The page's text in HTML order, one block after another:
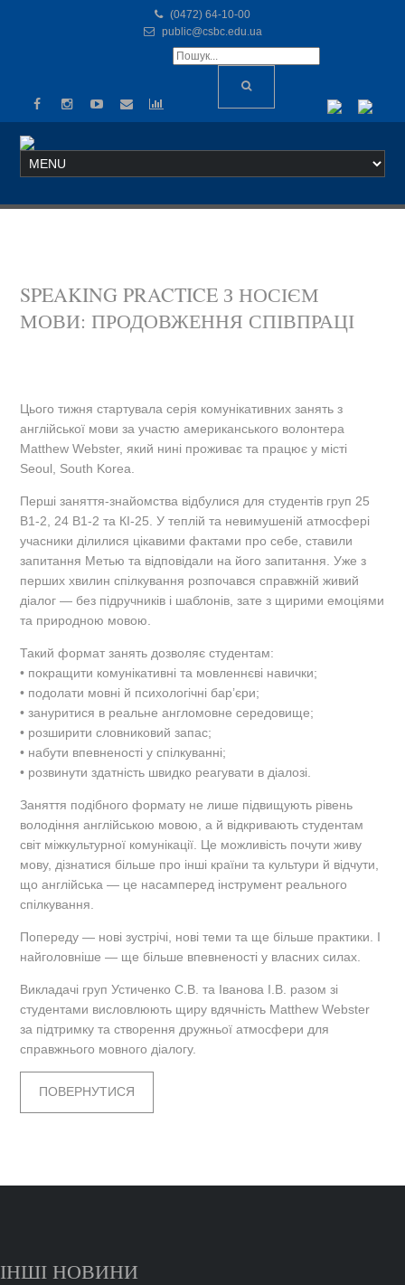
(0472) 64-10-00
public@csbc.edu.ua
SPEAKING PRACTICE З НОСІЄМ
МОВИ: ПРОДОВЖЕННЯ СПІВПРАЦІ
Цього тижня стартувала серія комунікативних занять з
англійської мови за участю американського волонтера
Matthew Webster, який нині проживає та працює у місті
Seoul, South Korea.
Перші заняття-знайомства відбулися для студентів груп 25
В1-2, 24 В1-2 та КІ-25. У теплій та невимушеній атмосфері
учасники ділилися цікавими фактами про себе, ставили
запитання Метью та відповідали на його запитання. Уже з
перших хвилин спілкування розпочався справжній живий
діалог — без підручників і шаблонів, зате з щирими емоціями
та природною мовою.
Такий формат занять дозволяє студентам:
• покращити комунікативні та мовленнєві навички;
• подолати мовні й психологічні бар’єри;
• зануритися в реальне англомовне середовище;
• розширити словниковий запас;
• набути впевненості у спілкуванні;
• розвинути здатність швидко реагувати в діалозі.
Заняття подібного формату не лише підвищують рівень
володіння англійською мовою, а й відкривають студентам
світ міжкультурної комунікації. Це можливість почути живу
мову, дізнатися більше про інші країни та культури й відчути,
що англійська — це насамперед інструмент реального
спілкування.
Попереду — нові зустрічі, нові теми та ще більше практики. І
найголовніше — ще більше впевненості у власних силах.
Викладачі груп Устиченко С.В. та Іванова І.В. разом зі
студентами висловлюють щиру вдячність Matthew Webster
за підтримку та створення дружньої атмосфери для
справжнього мовного діалогу.
ПОВЕРНУТИСЯ
ІНШІ НОВИНИ